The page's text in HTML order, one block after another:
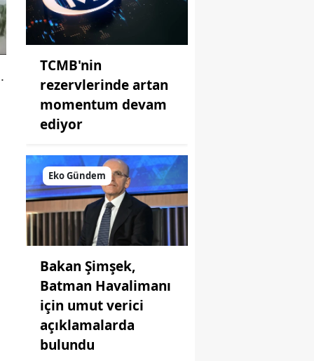
TCMB'nin
rezervlerinde artan
momentum devam
ediyor
Eko Gündem
Bakan Şimşek,
Batman Havalimanı
için umut verici
açıklamalarda
bulundu